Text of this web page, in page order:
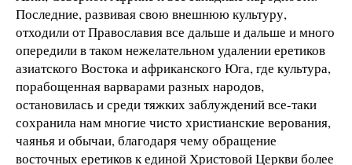
Последние, развивая свою внешнюю культуру,
отходили от Православия все дальше и дальше и много
опередили в таком нежелательном удалении еретиков
азиатского Востока и африканского Юга, где культура,
порабощенная варварами разных народов,
остановилась и среди тяжких заблуждений все-таки
сохранила нам многие чисто христианские верования,
чаянья и обычаи, благодаря чему обращение
восточных еретиков к единой Христовой Церкви более